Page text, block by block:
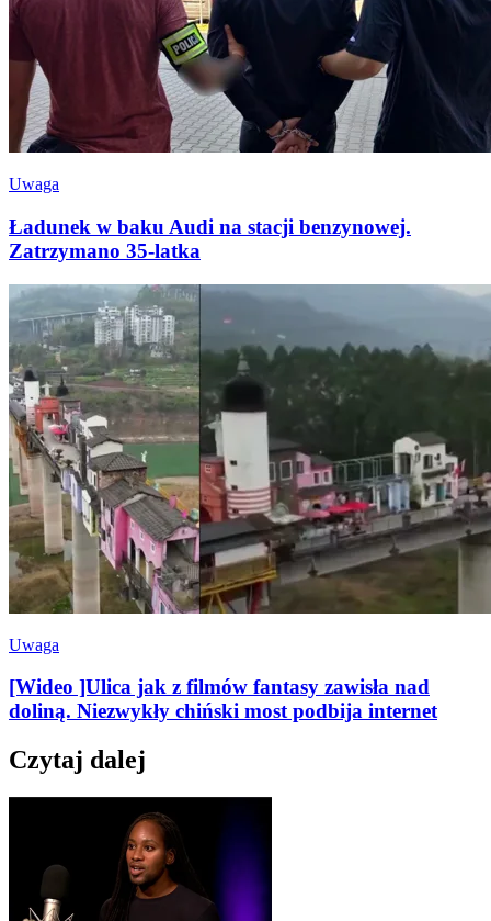
Uwaga
Ładunek w baku Audi na stacji benzynowej.
Zatrzymano 35-latka
Uwaga
[Wideo ]Ulica jak z filmów fantasy zawisła nad
doliną. Niezwykły chiński most podbija internet
Czytaj dalej